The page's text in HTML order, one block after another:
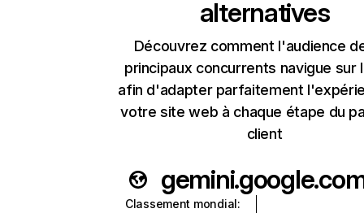
alternatives
Découvrez comment l'audience
principaux concurrents navigue sur
afin d'adapter parfaitement
votre site web à chaque étape du
client
Classement mondial: